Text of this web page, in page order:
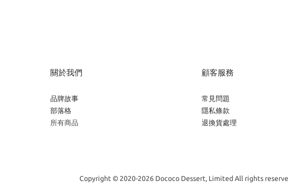
關於我們
品牌故事
部落格
所有商品
顧客服務
常見問題
隱私條款
退換貨處理
Copyright © 2020-2026 Dococo Dessert, Limited All rights